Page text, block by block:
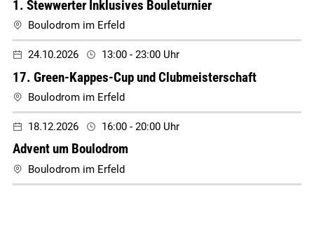
1. Stewwerter Inklusives Bouleturnier
Boulodrom im Erfeld
24.10.2026 13:00 - 23:00 Uhr
17. Green-Kappes-Cup und Clubmeisterschaft
Boulodrom im Erfeld
18.12.2026 16:00 - 20:00 Uhr
Advent um Boulodrom
Boulodrom im Erfeld